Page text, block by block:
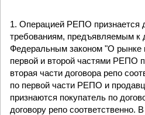
1. Операцией РЕПО признается
требованиям, предъявляемым к
Федеральным законом "О рынке
первой и второй частями РЕПО
вторая части договора репо
по первой части РЕПО и
признаются покупатель по
договору репо соответственно.